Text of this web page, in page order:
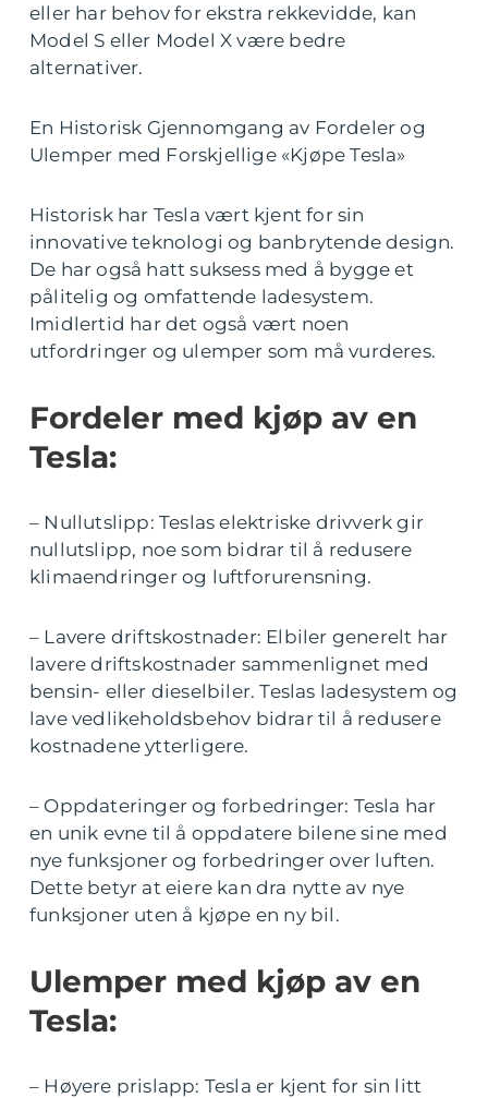
eller har behov for ekstra rekkevidde, kan
Model S eller Model X være bedre
alternativer.
En Historisk Gjennomgang av Fordeler og
Ulemper med Forskjellige «Kjøpe Tesla»
Historisk har Tesla vært kjent for sin
innovative teknologi og banbrytende design.
De har også hatt suksess med å bygge et
pålitelig og omfattende ladesystem.
Imidlertid har det også vært noen
utfordringer og ulemper som må vurderes.
Fordeler med kjøp av en
Tesla:
– Nullutslipp: Teslas elektriske drivverk gir
nullutslipp, noe som bidrar til å redusere
klimaendringer og luftforurensning.
– Lavere driftskostnader: Elbiler generelt har
lavere driftskostnader sammenlignet med
bensin- eller dieselbiler. Teslas ladesystem og
lave vedlikeholdsbehov bidrar til å redusere
kostnadene ytterligere.
– Oppdateringer og forbedringer: Tesla har
en unik evne til å oppdatere bilene sine med
nye funksjoner og forbedringer over luften.
Dette betyr at eiere kan dra nytte av nye
funksjoner uten å kjøpe en ny bil.
Ulemper med kjøp av en
Tesla:
– Høyere prislapp: Tesla er kjent for sin litt